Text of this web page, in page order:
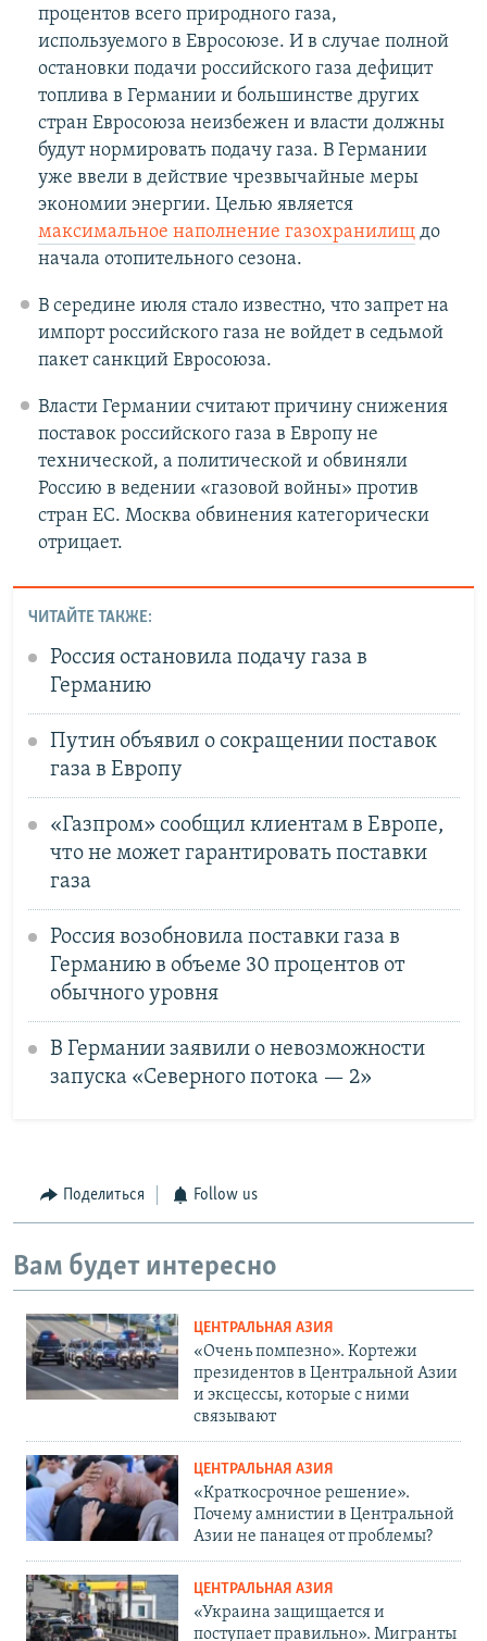
процентов всего природного газа,
используемого в Евросоюзе. И в случае полной
остановки подачи российского газа дефицит
топлива в Германии и большинстве других
стран Евросоюза неизбежен и власти должны
будут нормировать подачу газа. В Германии
уже ввели в действие чрезвычайные меры
экономии энергии. Целью является
максимальное наполнение газохранилищдо
начала отопительного сезона.
В середине июля стало известно, что запрет на
импорт российского газа не войдет в седьмой
пакет санкций Евросоюза.
Власти Германии считают причину снижения
поставок российского газа в Европу не
технической, а политической и обвиняли
Россию в ведении «газовой войны» против
стран ЕС. Москва обвинения категорически
отрицает.
ЧИТАЙТЕ ТАКЖЕ:
Россия остановила подачу газа в
Германию
Путин объявил о сокращении поставок
газа в Европу
«Газпром» сообщил клиентам в Европе,
что не может гарантировать поставки
газа
Россия возобновила поставки газа в
Германию в объеме 30 процентов от
обычного уровня
В Германии заявили о невозможности
запуска «Северного потока — 2»
Поделиться Follow us
Вам будет интересно
ЦЕНТРАЛЬНАЯ АЗИЯ
«Очень помпезно». Кортежи
президентов в Центральной Азии
и эксцессы, которые с ними
связывают
ЦЕНТРАЛЬНАЯ АЗИЯ
«Краткосрочное решение».
Почему амнистии в Центральной
Азии не панацея от проблемы?
ЦЕНТРАЛЬНАЯ АЗИЯ
«Украина защищается и
поступает правильно». Мигранты